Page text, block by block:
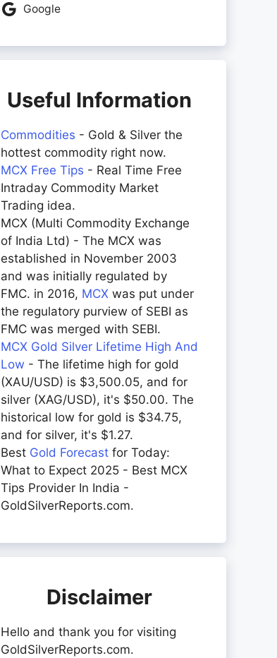
Google
Useful Information
Commodities - Gold & Silver the
hottest commodity right now.
MCX Free Tips - Real Time Free
Intraday Commodity Market
Trading idea.
MCX (Multi Commodity Exchange
of India Ltd) - The MCX was
established in November 2003
and was initially regulated by
FMC. in 2016, MCX was put under
the regulatory purview of SEBI as
FMC was merged with SEBI.
MCX Gold Silver Lifetime High And
Low - The lifetime high for gold
(XAU/USD) is $3,500.05, and for
silver (XAG/USD), it's $50.00. The
historical low for gold is $34.75,
and for silver, it's $1.27.
Best Gold Forecast for Today:
What to Expect 2025 - Best MCX
Tips Provider In India -
GoldSilverReports.com.
Disclaimer
Hello and thank you for visiting
GoldSilverReports.com.